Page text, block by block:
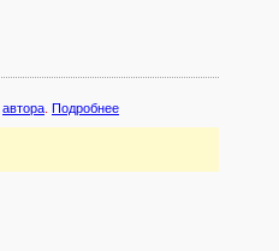
автора Подробнее